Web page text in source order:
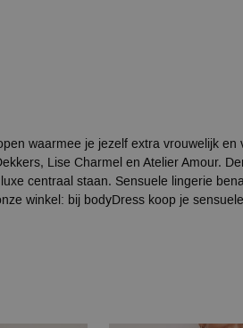
waarmee je jezelf extra vrouwelijk
Lise Charmel en Atelier Amour.
centraal staan. Sensuele lingerie
winkel: bij bodyDress koop je